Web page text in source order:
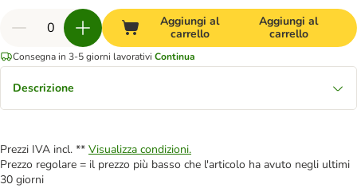
Aggiungi al
carrello
Aggiungi al
carrello
Consegna in 3-5 giorni lavorativi Continua
Descrizione
Prezzi IVA incl. ** Visualizza condizioni.
Prezzo regolare = il prezzo più basso che l'articolo ha avuto negli ultimi
30 giorni